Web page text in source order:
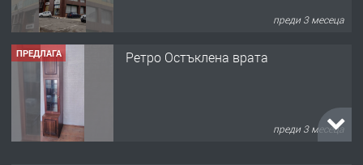
преди 3 месеца
ПРЕДЛАГА Ретро Остъклена врата
преди 3 месеца